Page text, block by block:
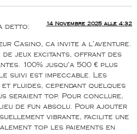
detto: 14 Novembre 2025 alle 4:32
Casino, ca invite a l’aventure.
de jeux excitants, offrant des
100% jusqu’a 500 € plus
suivi est impeccable. Les
et fluides, cependant quelques
seraient top. Pour conclure,
de fun absolu. Pour ajouter
vibrante, facilite une
top les paiements en